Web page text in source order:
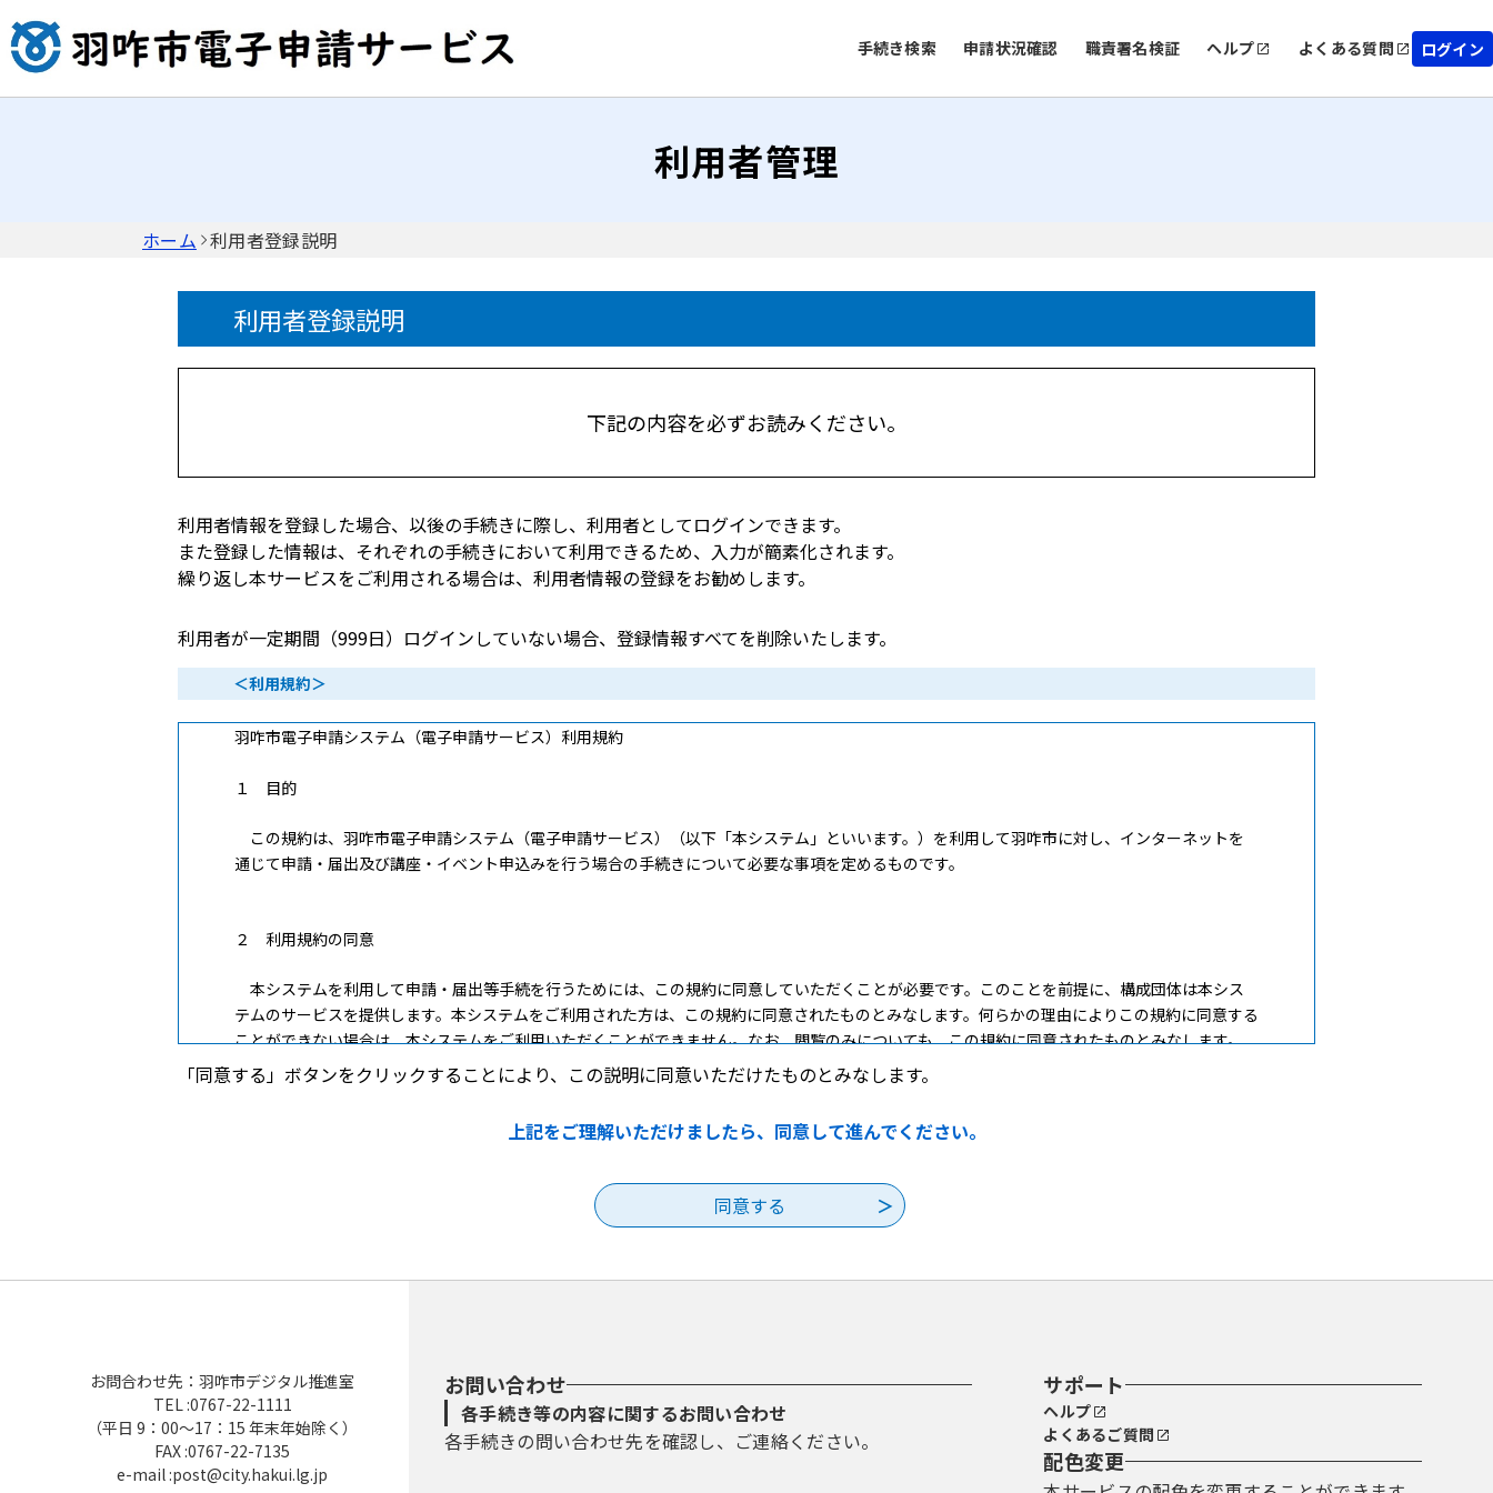
手続き検索 申請状況確認 職責署名検証 ヘルプ よくある質問 ログイン
利用者管理
ホーム 利用者登録説明
利用者登録説明
下記の内容を必ずお読みください。
利用者情報を登録した場合、以後の手続きに際し、利用者としてログインできます。
また登録した情報は、それぞれの手続きにおいて利用できるため、入力が簡素化されます。
繰り返し本サービスをご利用される場合は、利用者情報の登録をお勧めします。
利用者が一定期間（999日）ログインしていない場合、登録情報すべてを削除いたします。
＜利用規約＞
羽咋市電子申請システム（電子申請サービス）利用規約
１ 目的
この規約は、羽咋市電子申請システム（電子申請サービス）（以下「本システム」といいます。）を利用して羽咋市に対し、インターネットを
通じて申請・届出及び講座・イベント申込みを行う場合の手続きについて必要な事項を定めるものです。
２ 利用規約の同意
本システムを利用して申請・届出等手続を行うためには、この規約に同意していただくことが必要です。このことを前提に、構成団体は本シス
テムのサービスを提供します。本システムをご利用された方は、この規約に同意されたものとみなします。何らかの理由によりこの規約に同意する
ことができない場合は、本システムをご利用いただくことができません。なお、閲覧のみについても、この規約に同意されたものとみなします。
（１）利用者登録を行う際は、利用者ＩＤ、パスワード、氏名、住所、その他の必要な事項を本システム上で登録してください。
４ 利用者ＩＤ・パスワード等の管理
利用者登録により事前に登録される利用者ＩＤ、パスワード又は申請データの送信時に画面上で通知する整理番号及びパスワード（申請データ
「同意する」ボタンをクリックすることにより、この説明に同意いただけたものとみなします。
上記をご理解いただけましたら、同意して進んでください。
お問合わせ先：羽咋市デジタル推進室
TEL :0767-22-1111
（平日 9：00～17：15 年末年始除く）
FAX :0767-22-7135
e-mail :post@city.hakui.lg.jp
お問い合わせ
各手続き等の内容に関するお問い合わせ
各手続きの問い合わせ先を確認し、ご連絡ください。
サポート
ヘルプ
よくあるご質問
配色変更